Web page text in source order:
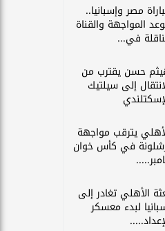
مصر وإسبانيا..
المواجهة والقناة
في...
حسن يقترب من
إلى سيلتيك
يترقب مواجهة
في كأس خوان
الأهلي تغادر إلى
لبدء معسكر